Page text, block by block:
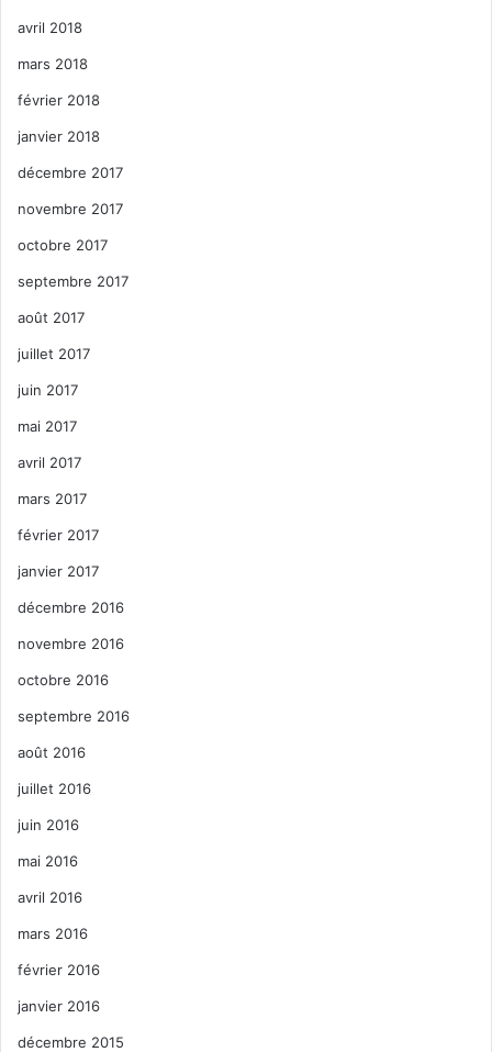
avril 2018
mars 2018
février 2018
janvier 2018
décembre 2017
novembre 2017
octobre 2017
septembre 2017
août 2017
juillet 2017
juin 2017
mai 2017
avril 2017
mars 2017
février 2017
janvier 2017
décembre 2016
novembre 2016
octobre 2016
septembre 2016
août 2016
juillet 2016
juin 2016
mai 2016
avril 2016
mars 2016
février 2016
janvier 2016
décembre 2015